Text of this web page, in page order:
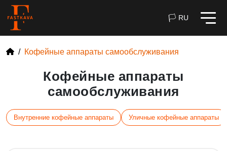
🏳 RU
Кофейные аппараты самообслуживания
Кофейные аппараты
самообслуживания
Внутренние кофейные аппараты Уличные кофейные аппараты